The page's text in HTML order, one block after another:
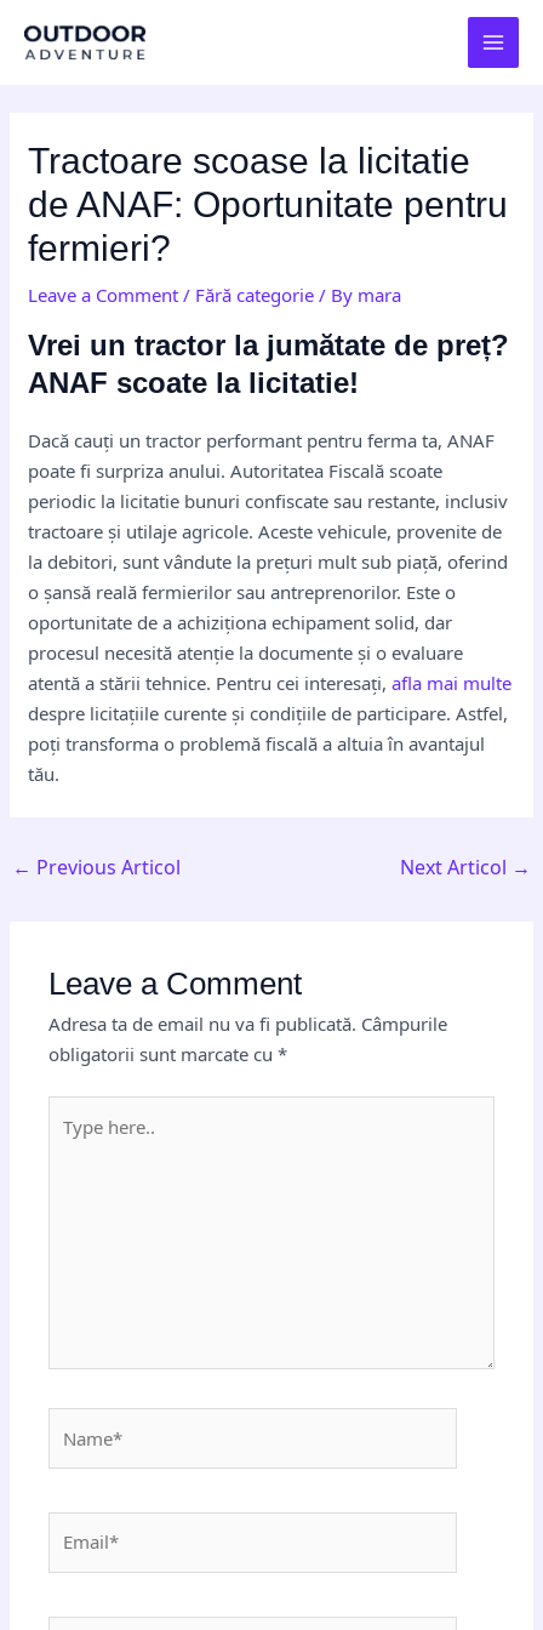
Tractoare scoase la licitatie
de ANAF: Oportunitate pentru
fermieri?
Leave a Comment / Fără categorie / By mara
Vrei un tractor la jumătate de preț?
ANAF scoate la licitatie!
Dacă cauți un tractor performant pentru ferma ta, ANAF
poate fi surpriza anului. Autoritatea Fiscală scoate
periodic la licitatie bunuri confiscate sau restante, inclusiv
tractoare și utilaje agricole. Aceste vehicule, provenite de
la debitori, sunt vândute la prețuri mult sub piață, oferind
o șansă reală fermierilor sau antreprenorilor. Este o
oportunitate de a achiziționa echipament solid, dar
procesul necesită atenție la documente și o evaluare
atentă a stării tehnice. Pentru cei interesați,afla mai multe
despre licitațiile curente și condițiile de participare. Astfel,
poți transforma o problemă fiscală a altuia în avantajul
tău.
navigation
← Previous Articol Next Articol →
Leave a Comment
Adresa ta de email nu va fi publicată. Câmpurile
obligatorii sunt marcate cu*
here..